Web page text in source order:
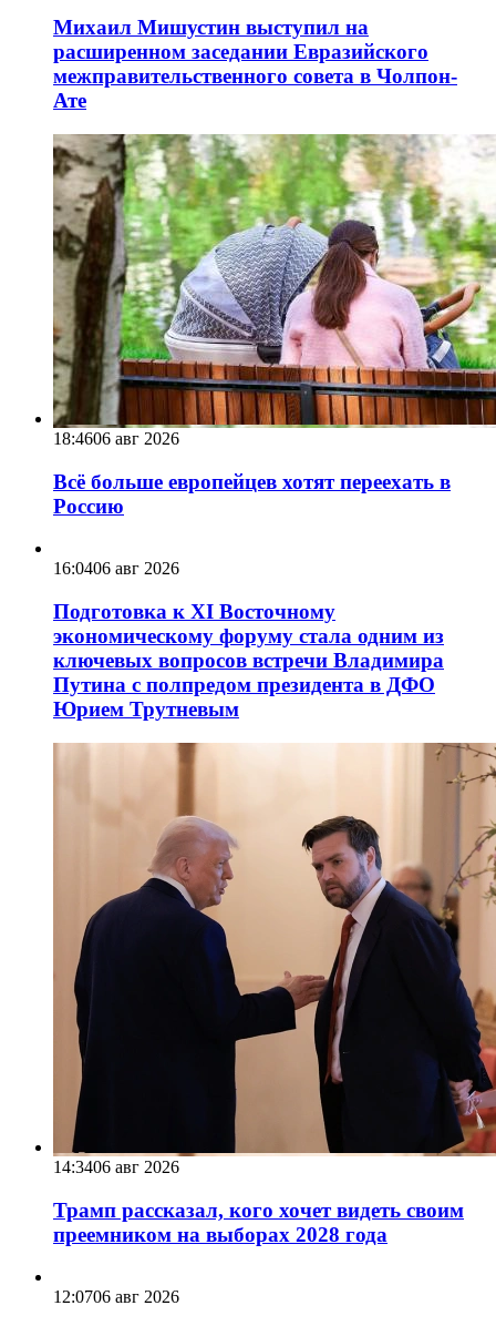
Михаил Мишустин выступил на
расширенном заседании Евразийского
межправительственного совета в Чолпон-
Ате
18:4606 авг 2026
Всё больше европейцев хотят переехать в
Россию
16:0406 авг 2026
Подготовка к XI Восточному
экономическому форуму стала одним из
ключевых вопросов встречи Владимира
Путина с полпредом президента в ДФО
Юрием Трутневым
14:3406 авг 2026
Трамп рассказал, кого хочет видеть своим
преемником на выборах 2028 года
12:0706 авг 2026